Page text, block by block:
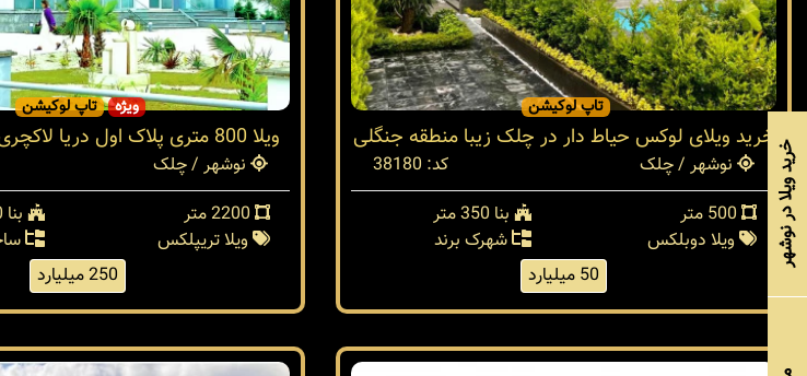
تاپ لوکیشن
خرید ویلای لوکس حیاط دار در چلک زیبا منطقه جنگلی
نوشهر / چلک
کد: 38180
بنا 350 متر
ویلا دوبلکس
شهرک برند
50 میلیارد
ویژه تاپ لوکیشن
ویلا 800 متری پلاک اول دریا لاکچری در نوشهر چلک
نوشهر / چلک
2200 متر
بنا 800 متر
ویلا تریپلکس
250 میلیارد
خرید ویلا در نوشهر